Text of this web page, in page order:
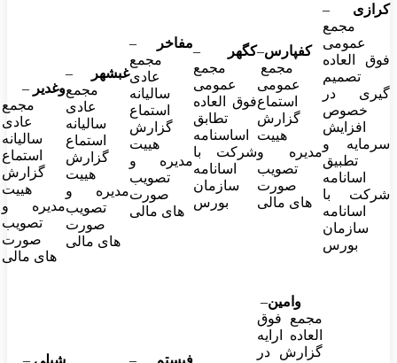
کرازی –
مجمع
عمومی
فوق العاده
تصمیم
گیری در
خصوص
افزایش
سرمایه و
تطبیق
اسانامه
شرکت با
اسانامه
سازمان
بورس
کفپارس–
مجمع
عمومی
استماع
گزارش
هییت
مدیره و
تصویب
صورت
های مالی
کگهر
–
مجمع
عمومی
فوق العاده
تطابق
اساسنامه
شرکت با
اسانامه
سازمان
بورس
مفاخر
–
مجمع
عادی
سالیانه
استماع
گزارش
هییت
مدیره و
تصویب
صورت
های مالی
غبشهر
–
مجمع
عادی
سالیانه
استماع
گزارش
هییت
مدیره و
تصویب
صورت
های مالی
وغدیر –
مجمع
عادی
سالیانه
استماع
گزارش
هییت
مدیره و
تصویب
صورت
های مالی
وامین–
مجمع فوق
العاده ارایه
گزارش در
فبستم –
شپلی –